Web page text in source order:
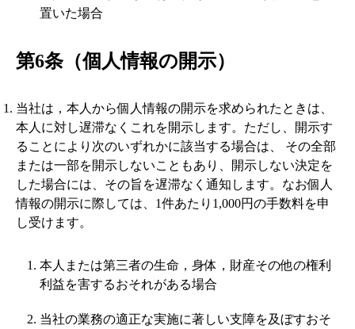
置いた場合
第6条（個人情報の開示）
当社は，本人から個人情報の開示を求められたときは、
本人に対し遅滞なくこれを開示します。ただし、開示す
ることにより次のいずれかに該当する場合は、 その全部
または一部を開示しないこともあり、開示しない決定を
した場合には、その旨を遅滞なく通知します。なお個人
情報の開示に際しては、1件あたり1,000円の手数料を申
し受けます。
本人または第三者の生命，身体，財産その他の権利
利益を害するおそれがある場合
当社の業務の適正な実施に著しい支障を及ぼすおそ